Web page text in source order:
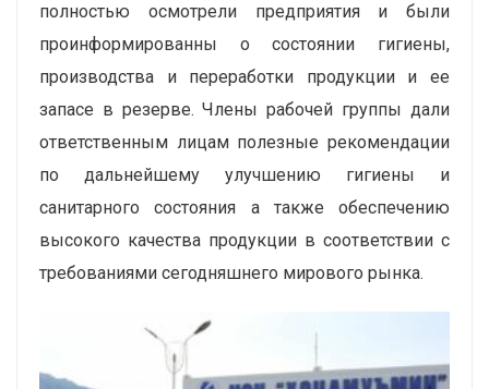
полностью осмотрели предприятия и были
проинформированны о состоянии гигиены,
производства и переработки продукции и ее
запасе в резерве. Члены рабочей группы дали
ответственным лицам полезные рекомендации
по дальнейшему улучшению гигиены и
санитарного состояния а также обеспечению
высокого качества продукции в соответствии с
требованиями сегодняшнего мирового рынка.